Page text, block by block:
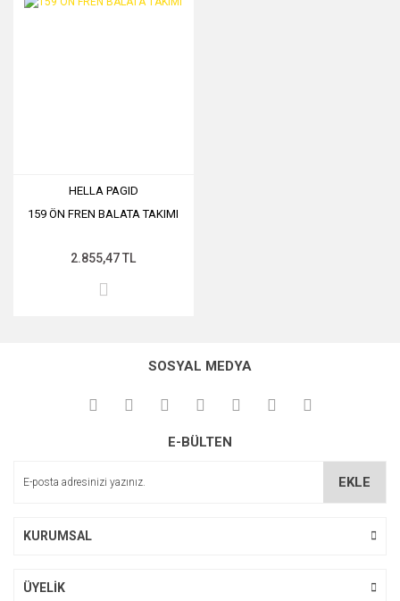
HELLA PAGID
159 ÖN FREN BALATA TAKIMI
2.855,47 TL
SOSYAL MEDYA
E-BÜLTEN
EKLE
KURUMSAL
ÜYELİK